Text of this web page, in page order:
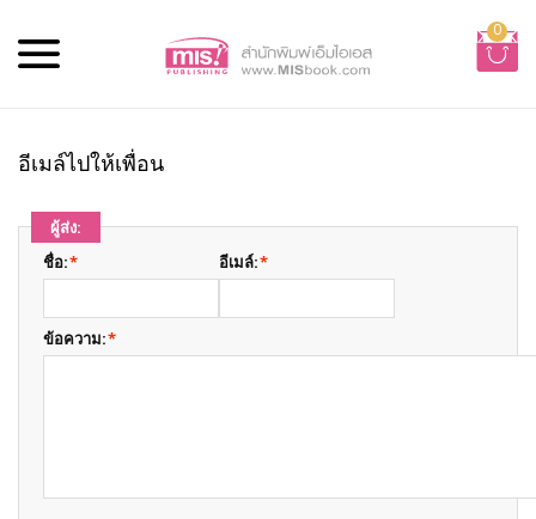
0
อีเมล์ไปให้เพื่อน
ผู้ส่ง:
*
ชื่อ: *
อีเมล์:
*
ข้อความ: